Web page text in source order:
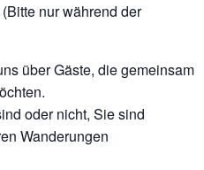
nur während der
über Gäste, die gemeinsam
oder nicht, Sie sind
Wanderungen